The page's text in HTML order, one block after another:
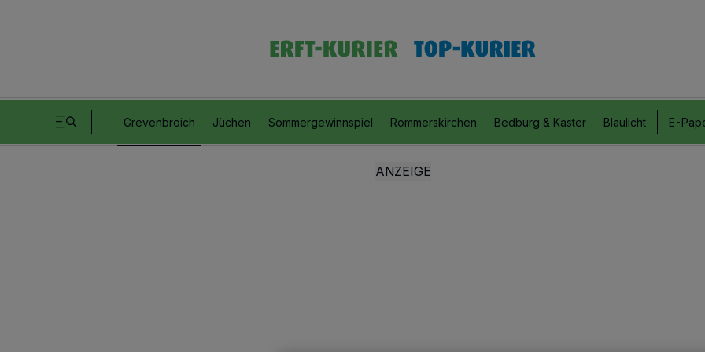
Grevenbroich Jüchen Sommergewinnspiel Rommerskirchen Bedburg & Kaster Blaulicht E-